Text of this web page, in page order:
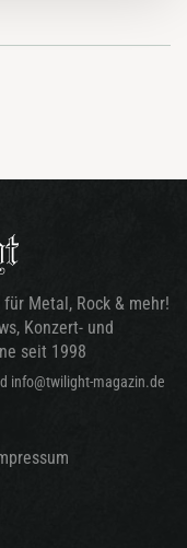
Metal, Rock & mehr!
Konzert- und
seit 1998
info@twilight-magazin.de